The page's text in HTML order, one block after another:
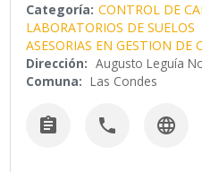
Categoría: CONTROL DE
LABORATORIOS DE SUELOS
ASESORIAS EN GESTION DE
Dirección: Augusto Leguía
Comuna: Las Condes
  